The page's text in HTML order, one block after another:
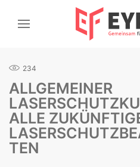
234
ALLGEMEINER
ALLE
TEN